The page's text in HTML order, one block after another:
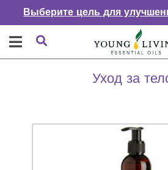
Выберите цель для
Уход за